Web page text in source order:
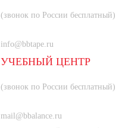
(звонок по России бесплатный)
info@bbtape.ru
УЧЕБНЫЙ ЦЕНТР
(звонок по России бесплатный)
mail@bbalance.ru